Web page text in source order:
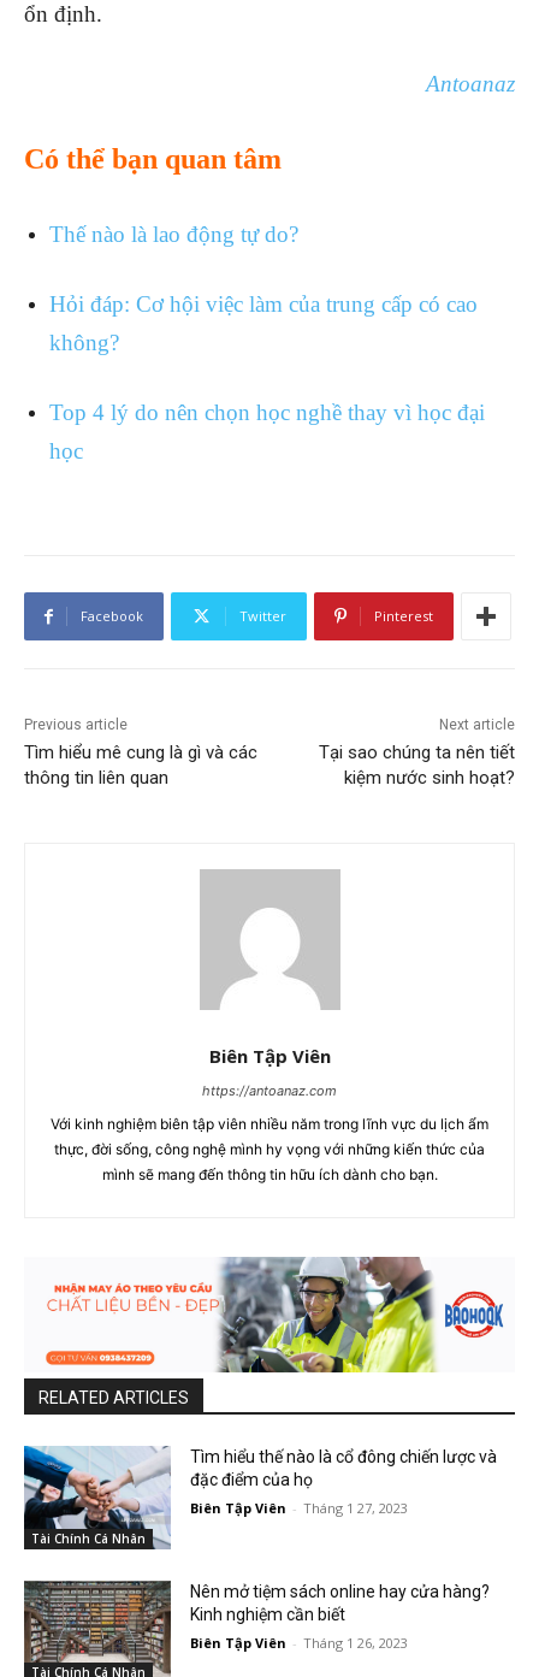
ổn định.
Antoanaz
Có thể bạn quan tâm
Thế nào là lao động tự do?
Hỏi đáp: Cơ hội việc làm của trung cấp có cao
không?
Top 4 lý do nên chọn học nghề thay vì học đại
học
Facebook Twitter Pinterest
Previous article
Tìm hiểu mê cung là gì và các
thông tin liên quan
Next article
Tại sao chúng ta nên tiết
kiệm nước sinh hoạt?
Biên Tập Viên
https://antoanaz.com
Với kinh nghiệm biên tập viên nhiều năm trong lĩnh vực du lịch ẩm
thực, đời sống, công nghệ mình hy vọng với những kiến thức của
mình sẽ mang đến thông tin hữu ích dành cho bạn.
RELATED ARTICLES
Tài Chính Cá Nhân
Tìm hiểu thế nào là cổ đông chiến lược và
đặc điểm của họ
Biên Tập Viên - Tháng 1 27, 2023
Tài Chính Cá Nhân
Nên mở tiệm sách online hay cửa hàng?
Kinh nghiệm cần biết
Biên Tập Viên - Tháng 1 26, 2023